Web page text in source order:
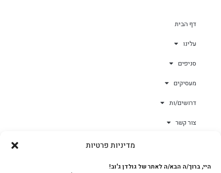
מדיניות פרטיות
היי, ברוך/ה הבא/ה לאתר של גולדן ג'וב!
דף הבית
עלינו
סניפים
מעסיקים
דרושים/ות
צור קשר